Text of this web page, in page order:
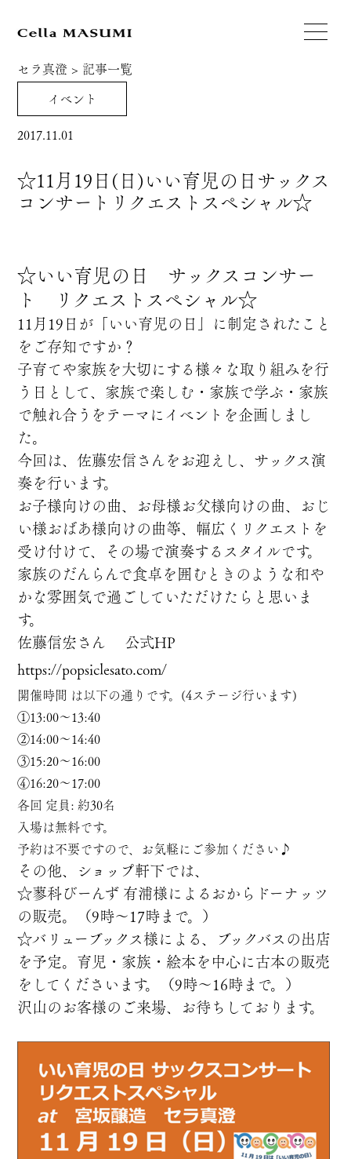
セラ真澄 > 記事一覧
イベント
2017.11.01
☆11月19日(日)いい育児の日サックス
コンサートリクエストスペシャル☆
☆いい育児の日 サックスコンサー
ト リクエストスペシ ャル☆
11月19日が「いい育児の日」に制定されたこと
をご存知ですか？
子育てや家族を大切にする様々な取り組みを行
う日として
、家族で楽しむ・家族で学ぶ・家族
で触れ合うをテーマに イベントを企画しまし
た。
今回は、佐藤宏信さんをお迎えし、サックス演
奏を行いま す。
お子様向けの曲、お母様お父様向けの曲、おじ
い様おばあ様向けの曲等、幅広くリクエストを
受け付けて、その場で演奏するスタイルです。
家族のだんらんで食卓を囲むときのような和や
かな雰囲気で過ごしていただけたらと思いま
す。
佐藤信宏さん 公式HP
https://popsiclesato.com/
開催時間 は以下の通りです。(4ステージ行います)
①13:00～13:40
②14:00～14:40
③15:20～16:00
④16:20～17:00
各回 定員: 約30名
入場は無料です。
予約は不要ですので、お気軽にご参加ください♪
その他、ショップ軒下では、
☆蓼科びーんず 有浦様によるおからドーナッツ
の販売。（9時～17時まで。）
☆バリューブックス様による、ブックバスの出店
を予定。育児・家族・絵本を中心に古本の販売
をしてくださいます。（9時～16時まで。）
沢山のお客様のご来場、お待ちしております。